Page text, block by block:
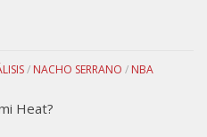
/ NACHO SERRANO / NBA
Heat?